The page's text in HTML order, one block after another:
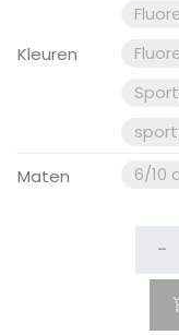
Kleuren
Maten
6/10
-